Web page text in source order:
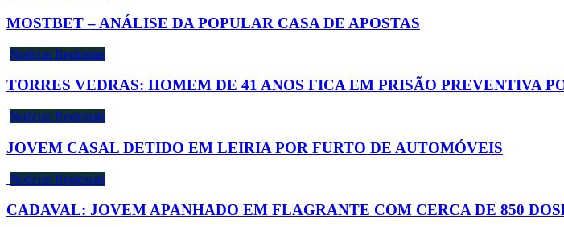
MOSTBET – ANÁLISE DA POPULAR CASA DE APOSTAS
Notícias Regionais
TORRES VEDRAS: HOMEM DE 41 ANOS FICA EM PRISÃO PREVENTIVA
Notícias Regionais
JOVEM CASAL DETIDO EM LEIRIA POR FURTO DE AUTOMÓVEIS
Notícias Regionais
CADAVAL: JOVEM APANHADO EM FLAGRANTE COM CERCA DE 850